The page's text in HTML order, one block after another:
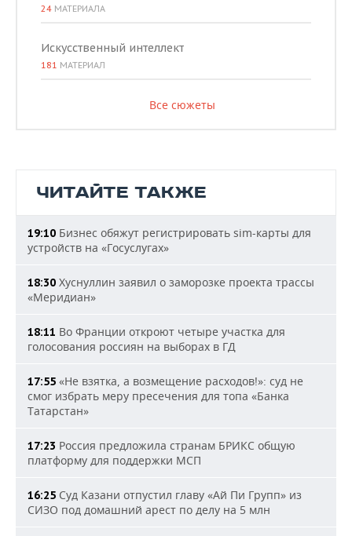
24 МАТЕРИАЛА
Искусственный интеллект
181 МАТЕРИАЛ
Все сюжеты
ЧИТАЙТЕ ТАКЖЕ
19:10 Бизнес обяжут регистрировать sim-карты для
устройств на «Госуслугах»
18:30 Хуснуллин заявил о заморозке проекта трассы
«Меридиан»
18:11 Во Франции откроют четыре участка для
голосования россиян на выборах в ГД
17:55 «Не взятка, а возмещение расходов!»: суд не
смог избрать меру пресечения для топа «Банка
Татарстан»
17:23 Россия предложила странам БРИКС общую
платформу для поддержки МСП
16:25 Суд Казани отпустил главу «Ай Пи Групп» из
СИЗО под домашний арест по делу на 5 млн